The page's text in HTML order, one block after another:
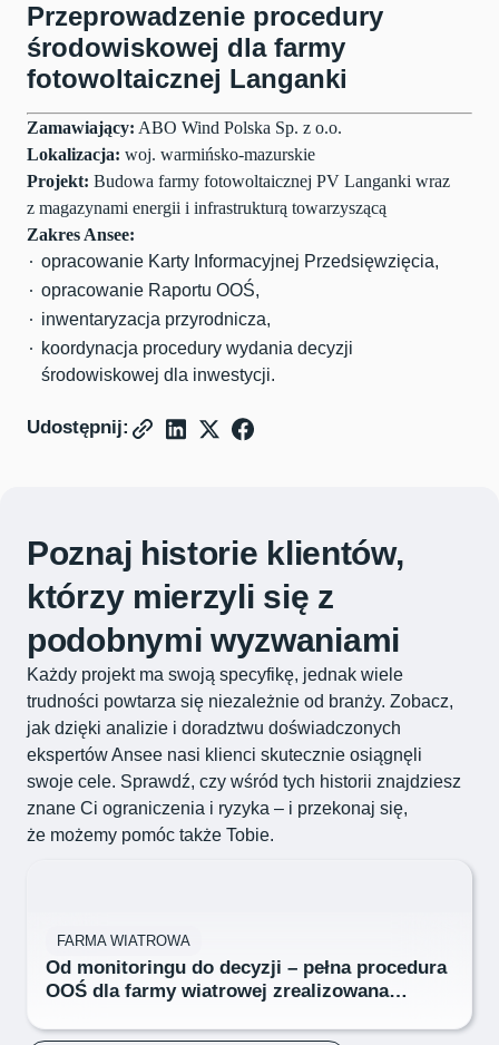
Przeprowadzenie procedury
środowiskowej dla farmy
fotowoltaicznej Langanki
Zamawiający: ABO Wind Polska Sp. z o.o.
Lokalizacja: woj. warmińsko-mazurskie
Projekt: Budowa farmy fotowoltaicznej PV Langanki wraz
z magazynami energii i infrastrukturą towarzyszącą
Zakres Ansee:
opracowanie Karty Informacyjnej Przedsięwzięcia,
opracowanie Raportu OOŚ,
inwentaryzacja przyrodnicza,
koordynacja procedury wydania decyzji
środowiskowej dla inwestycji.
Udostępnij:
Poznaj historie klientów,
którzy mierzyli się z
podobnymi wyzwaniami
Każdy projekt ma swoją specyfikę, jednak wiele
trudności powtarza się niezależnie od branży. Zobacz,
jak dzięki analizie i doradztwu doświadczonych
ekspertów Ansee nasi klienci skutecznie osiągnęli
swoje cele. Sprawdź, czy wśród tych historii znajdziesz
znane Ci ograniczenia i ryzyka – i przekonaj się,
że możemy pomóc także Tobie.
FARMA WIATROWA
Od monitoringu do decyzji – pełna procedura
OOŚ dla farmy wiatrowej zrealizowana